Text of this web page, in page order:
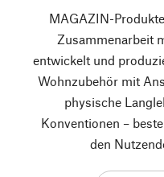
MAGAZIN-
Zusammenarbeit
entwickelt und
Wohnzubehör mit
physische
Konventionen –
den